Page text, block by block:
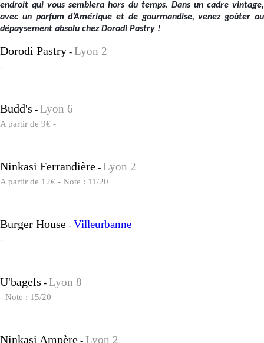
endroit qui vous semblera hors du temps. Dans un cadre vintage,
avec un parfum d’Amérique et de gourmandise, venez goûter au
dépaysement absolu chez Dorodi Pastry !
Dorodi Pastry - Lyon 2
-
Budd's - Lyon 6
A partir de 9€ -
Ninkasi Ferrandière - Lyon 2
A partir de 12€ - Note : 11/20
Burger House - Villeurbanne
-
U'bagels - Lyon 8
- Note : 15/20
Ninkasi Ampère - Lyon 2